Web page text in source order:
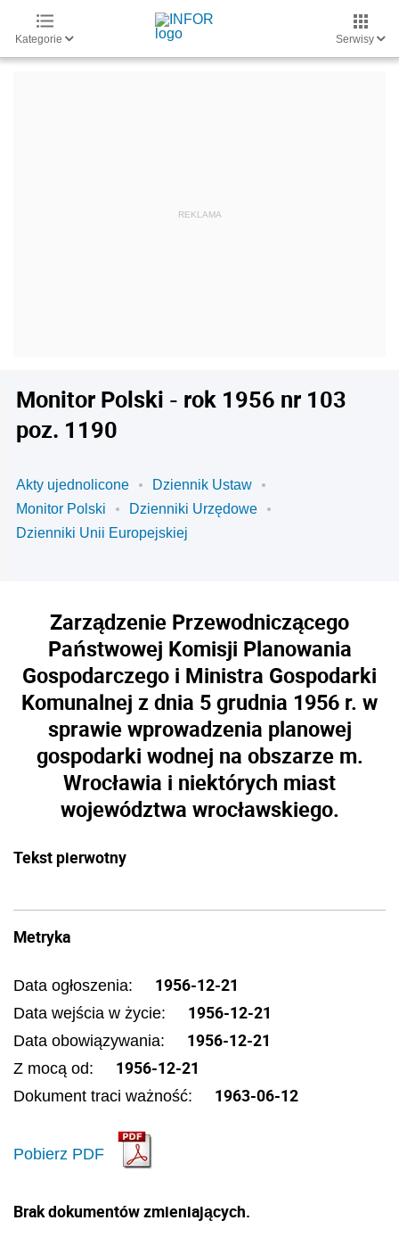
Kategorie Serwisy
Monitor Polski - rok 1956 nr 103
poz. 1190
Akty ujednolicone
Dziennik Ustaw
Monitor Polski
Dzienniki Urzędowe
Dzienniki Unii Europejskiej
Zarządzenie Przewodniczącego
Państwowej Komisji Planowania
Gospodarczego i Ministra Gospodarki
Komunalnej z dnia 5 grudnia 1956 r. w
sprawie wprowadzenia planowej
gospodarki wodnej na obszarze m.
Wrocławia i niektórych miast
województwa wrocławskiego.
Tekst pierwotny
Metryka
Data ogłoszenia: 1956-12-21
Data wejścia w życie: 1956-12-21
Data obowiązywania: 1956-12-21
Z mocą od: 1956-12-21
Dokument traci ważność: 1963-06-12
Pobierz PDF
Brak dokumentów zmieniających.